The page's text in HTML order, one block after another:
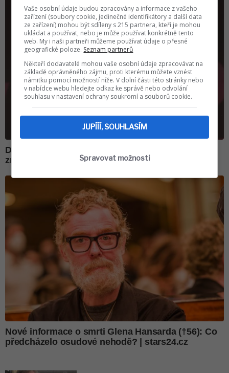
Vaše osobní údaje budou zpracovány a informace z vašeho
zařízení (soubory cookie, jedinečné identifikátory a další data
ze zařízení) mohou být sdíleny s 215 partnera, kteří je mohou
ukládat a používat, nebo je může používat konkrétně tento
web. My i naši partneři můžeme používat údaje o přesné
geografické poloze. Seznam partnerů
Někteří dodavatelé mohou vaše osobní údaje zpracovávat na
základě oprávněného zájmu, proti kterému můžete vznést
námitku pomocí možností níže. V dolní části této stránky nebo
v nabídce webu hledejte odkaz ke správě nebo odvolání
souhlasu v nastavení ochrany soukromí a souborů cookie.
JUPÍÍÍ, SOUHLASÍM
Spravovat možnosti